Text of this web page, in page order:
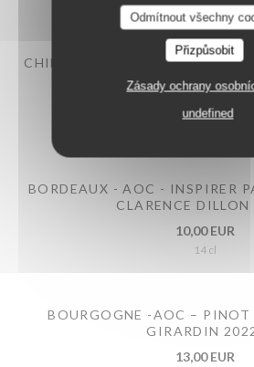
Odmítnout všechny
Přizpůsobit
Zásady ochrany
undefined
CHINON - AOP – LE PETIT
SAUT AU LOUP
9,00 EUR
14 cl
BORDEAUX - AOC - INSPIRER
CLARENCE
10,00 EUR
14 cl
BOURGOGNE -AOC –
GIRARDIN
13,00 EUR